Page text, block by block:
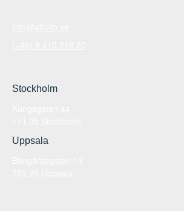
Stockholm
Uppsala